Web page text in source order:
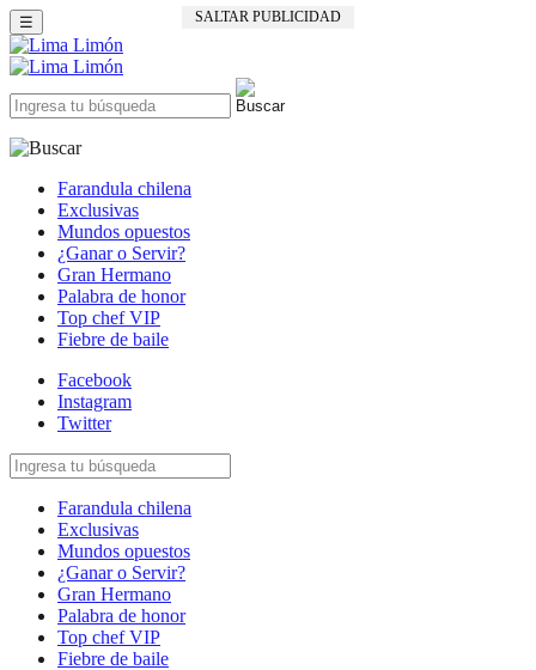
SALTAR PUBLICIDAD
☰
Farandula chilena
Exclusivas
Mundos opuestos
¿Ganar o Servir?
Gran Hermano
Palabra de honor
Top chef VIP
Fiebre de baile
Facebook
Instagram
Twitter
Farandula chilena
Exclusivas
Mundos opuestos
¿Ganar o Servir?
Gran Hermano
Palabra de honor
Top chef VIP
Fiebre de baile